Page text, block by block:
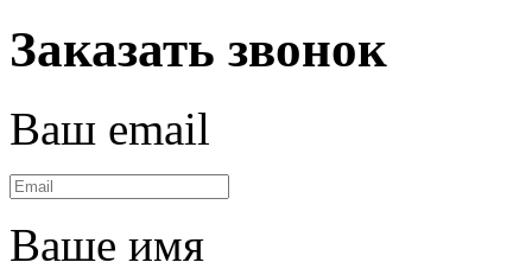
Заказать звонок
Ваш email
Ваше имя